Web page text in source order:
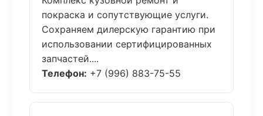
покраска и сопутствующие услуги.
Сохраняем дилерскую гарантию при
использовании сертифицированных
запчастей....
Телефон: +7 (996) 883-75-55